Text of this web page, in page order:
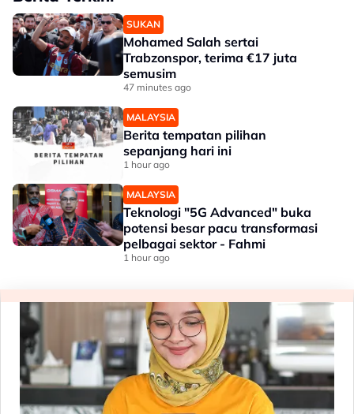
SUKAN
Mohamed Salah sertai
Trabzonspor, terima €17 juta
semusim
47 minutes ago
MALAYSIA
Berita tempatan pilihan
sepanjang hari ini
1 hour ago
MALAYSIA
Teknologi "5G Advanced" buka
potensi besar pacu transformasi
pelbagai sektor - Fahmi
1 hour ago